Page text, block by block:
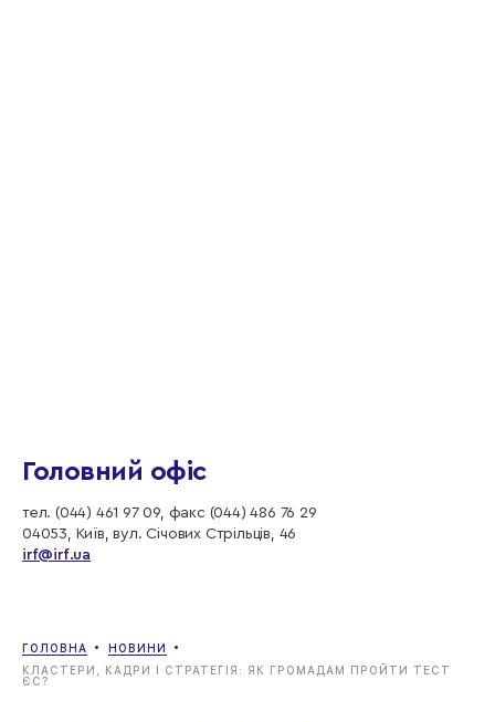
Головний офіс
тел. (044) 461 97 09, факс (044) 486 76 29
04053, Київ, вул. Січових Стрільців, 46
irf@irf.ua
ГОЛОВНА
НОВИНИ
КЛАСТЕРИ, КАДРИ І СТРАТЕГІЯ: ЯК ГРОМАДАМ ПРОЙТИ ТЕСТ
ЄС?